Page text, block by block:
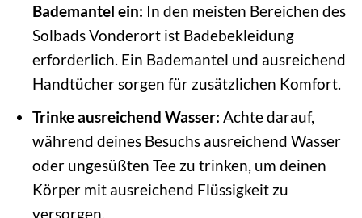
Bademantel ein: In den meisten Bereichen des
Solbads Vonderort ist Badebekleidung
erforderlich. Ein Bademantel und ausreichend
Handtücher sorgen für zusätzlichen Komfort.
Trinke ausreichend Wasser: Achte darauf,
während deines Besuchs ausreichend Wasser
oder ungesüßten Tee zu trinken, um deinen
Körper mit ausreichend Flüssigkeit zu
versorgen.